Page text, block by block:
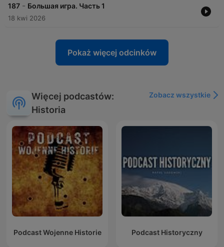
187 - Большая игра. Часть 1
18 kwi 2026
Pokaż więcej odcinków
Więcej podcastów:
Historia
Zobacz wszystkie
Podcast Wojenne Historie Podcast Historyczny